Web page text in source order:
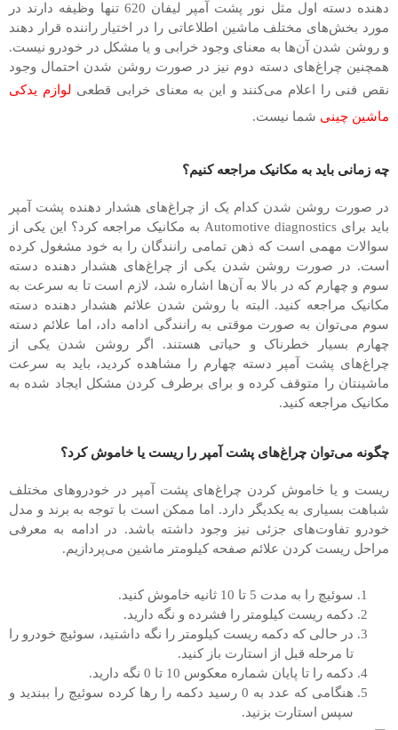
دهنده دسته اول مثل نور پشت آمپر لیفان 620 تنها وظیفه دارند در
مورد بخش‌های مختلف ماشین اطلاعاتی را در اختیار راننده قرار دهند
و روشن شدن آن‌ها به معنای وجود خرابی و یا مشکل در خودرو نیست.
همچنین چراغ‌های دسته دوم نیز در صورت روشن شدن احتمال وجود
نقص فنی را اعلام می‌کنند و این به معنای خرابی قطعی لوازم یدکی
ماشین چینی شما نیست.
چه زمانی باید به مکانیک مراجعه کنیم؟
در صورت روشن شدن کدام یک از چراغ‌های هشدار دهنده پشت آمپر
باید برای Automotive diagnostics به مکانیک مراجعه کرد؟ این یکی از
سوالات مهمی است که ذهن تمامی رانندگان را به خود مشغول کرده
است. در صورت روشن شدن یکی از چراغ‌های هشدار دهنده دسته
سوم و چهارم که در بالا به آن‌ها اشاره شد، لازم است تا به سرعت به
مکانیک مراجعه کنید. البته با روشن شدن علائم هشدار دهنده دسته
سوم می‌توان به صورت موقتی به رانندگی ادامه داد، اما علائم دسته
چهارم بسیار خطرناک و حیاتی هستند. اگر روشن شدن یکی از
چراغ‌های پشت آمپر دسته چهارم را مشاهده کردید، باید به سرعت
ماشینتان را متوقف کرده و برای برطرف کردن مشکل ایجاد شده به
مکانیک مراجعه کنید‌.
چگونه می‌توان چراغ‌های پشت آمپر را ریست یا خاموش کرد؟
ریست و یا خاموش کردن چراغ‌های پشت آمپر در خودروهای مختلف
شباهت بسیاری به یکدیگر دارد. اما ممکن است با توجه به برند و مدل
خودرو تفاوت‌های جزئی نیز وجود داشته باشد. در ادامه به معرفی
مراحل ریست کردن علائم صفحه کیلومتر ماشین می‌پردازیم‌.
سوئیچ را به مدت 5 تا 10 ثانیه خاموش کنید.
دکمه ریست کیلومتر را فشرده و نگه دارید.
در حالی که دکمه ریست کیلومتر را نگه داشتید، سوئیچ خودرو را
تا مرحله قبل از استارت باز کنید.
دکمه را تا پایان شماره معکوس 10 تا 0 نگه دارید.
هنگامی که عدد به 0 رسید دکمه را رها کرده سوئیچ را ببندید و
سپس استارت بزنید.